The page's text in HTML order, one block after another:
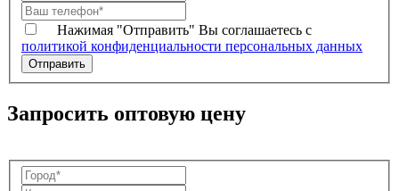
Нажимая "Отправить" Вы соглашаетесь с
политикой конфиденциальности персональных данных
Запросить оптовую цену